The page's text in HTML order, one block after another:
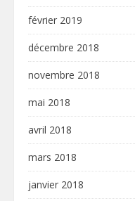
février 2019
décembre 2018
novembre 2018
mai 2018
avril 2018
mars 2018
janvier 2018